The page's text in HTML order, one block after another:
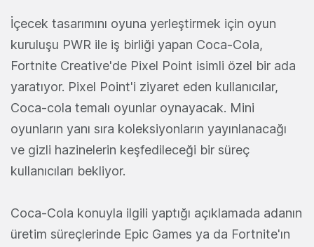
İçecek tasarımını oyuna yerleştirmek için oyun
kuruluşu PWR ile iş birliği yapan Coca-Cola,
Fortnite Creative'de Pixel Point isimli özel bir ada
yaratıyor. Pixel Point'i ziyaret eden kullanıcılar,
Coca-cola temalı oyunlar oynayacak. Mini
oyunların yanı sıra koleksiyonların yayınlanacağı
ve gizli hazinelerin keşfedileceği bir süreç
kullanıcıları bekliyor.
Coca-Cola konuyla ilgili yaptığı açıklamada adanın
üretim süreçlerinde Epic Games ya da Fortnite'ın